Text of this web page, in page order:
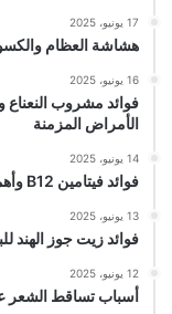
17 يونيو، 2025
هشاشة العظام
16 يونيو، 2025
فوائد مشروب النعناع
الأمراض المزمنة
14 يونيو، 2025
فوائد فيتامين B12 وأهميته للجسم والصحة العامة
13 يونيو، 2025
فوائد زيت جوز الهند
12 يونيو، 2025
أسباب تساقط الشعر